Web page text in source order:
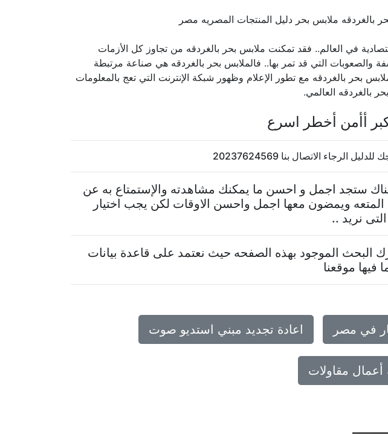
في العالم.. فقد تمكنت ملابس بحر بالغردقه من تجاوز كل الأزمات
والصعوبات التي قد تمر بها.. فالملابس بحر بالغردقه هي صناعة مرتبطة
بحر بالغردقه مع تطور الإعلام وظهور شبكة الإنترنت التي تعج بالمعلومات
بالغردقه العالمي.
أأمن أخطر اسرع
الاتصال بنا 20237624569
ستجد اجمل و احسن ما يمكنك مشاهدته والإستمتاع به عن
ويمضون معها اجمل واحسن الاوقات لكن يجب اختيار
نريد ..
الموجود بهذه الصفحه حيث نعتمد على قاعدة بيانات
موقعنا
في مصر اعادة تجديد مبني استديو صوت
أعمال مقاولات